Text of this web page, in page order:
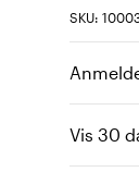
SKU:
Vis 30